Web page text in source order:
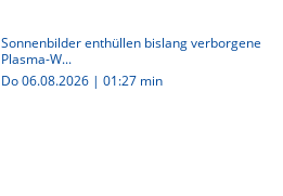
Sonnenbilder enthüllen bislang verborgene
Plasma-W...
Do 06.08.2026 | 01:27 min